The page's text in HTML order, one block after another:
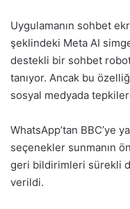
Uygulamanın sohbet
şeklindeki Meta AI
destekli bir sohbet
tanıyor. Ancak bu
sosyal medyada
WhatsApp’tan BBC’ye
seçenekler sunmanın
geri bildirimleri sürekli
verildi.